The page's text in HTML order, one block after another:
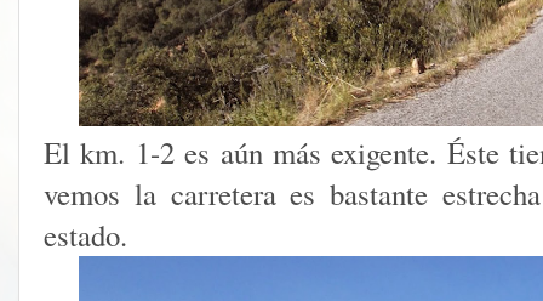
El km. 1-2 es aún más exigente. Éste
vemos la carretera es bastante
estado.